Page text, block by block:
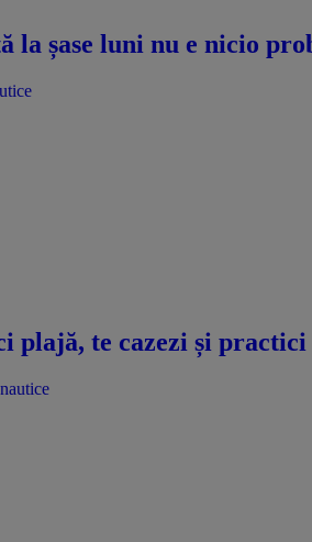
la șase luni nu e nicio
plajă, te cazezi și